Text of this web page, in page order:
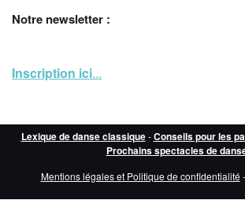
Notre newsletter :
Inscription ici...
Lexique de danse classique-Conseils pour les
Prochains spectacles de
Mentions légales et Politique de confidentialité -